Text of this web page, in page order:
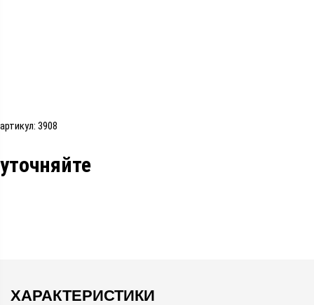
артикул: 3908
уточняйте
ХАРАКТЕРИСТИКИ